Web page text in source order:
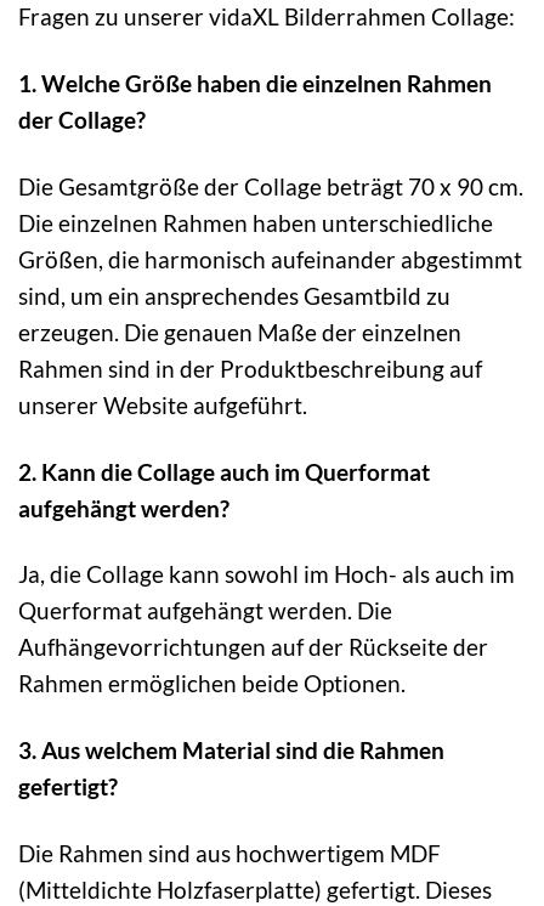
Fragen zu unserer vidaXL Bilderrahmen Collage:
1. Welche Größe haben die einzelnen Rahmen
der Collage?
Die Gesamtgröße der Collage beträgt 70 x 90 cm.
Die einzelnen Rahmen haben unterschiedliche
Größen, die harmonisch aufeinander abgestimmt
sind, um ein ansprechendes Gesamtbild zu
erzeugen. Die genauen Maße der einzelnen
Rahmen sind in der Produktbeschreibung auf
unserer Website aufgeführt.
2. Kann die Collage auch im Querformat
aufgehängt werden?
Ja, die Collage kann sowohl im Hoch- als auch im
Querformat aufgehängt werden. Die
Aufhängevorrichtungen auf der Rückseite der
Rahmen ermöglichen beide Optionen.
3. Aus welchem Material sind die Rahmen
gefertigt?
Die Rahmen sind aus hochwertigem MDF
(Mitteldichte Holzfaserplatte) gefertigt. Dieses